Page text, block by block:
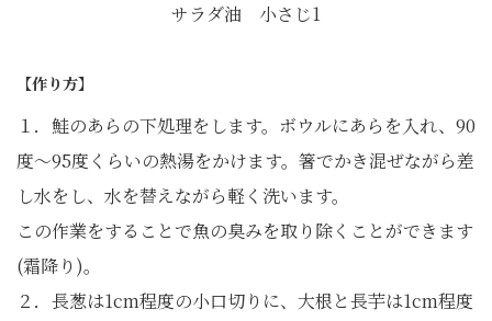
サラダ油 小さじ1
【作り方】
１．鮭のあらの下処理をします。ボウルにあらを入れ、90
度～95度くらいの熱湯をかけます。箸でかき混ぜながら差
し水をし、水を替えながら軽く洗います。
この作業をすることで魚の臭みを取り除くことができます
(霜降り)。
２．長葱は1cm程度の小口切りに、大根と長芋は1cm程度